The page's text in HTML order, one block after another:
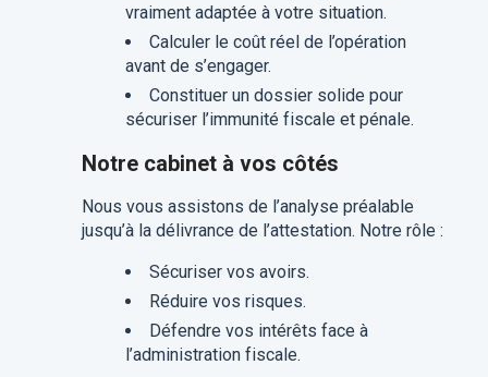
vraiment adaptée à votre situation.
Calculer le coût réel de l’opération
avant de s’engager.
Constituer un dossier solide pour
sécuriser l’immunité fiscale et pénale.
Notre cabinet à vos côtés
Nous vous assistons de l’analyse préalable
jusqu’à la délivrance de l’attestation. Notre rôle :
​Sécuriser vos avoirs.
Réduire vos risques.
Défendre vos intérêts face à
l’administration fiscale.​